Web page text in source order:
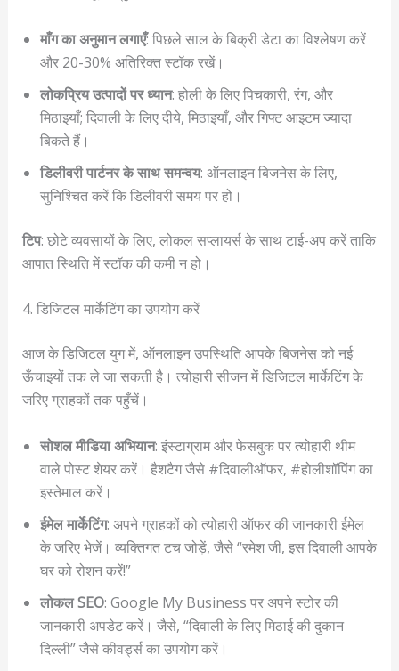
माँग का अनुमान लगाएँ: पिछले साल के बिक्री डेटा का विश्लेषण करें
और 20-30% अतिरिक्त स्टॉक रखें।
लोकप्रिय उत्पादों पर ध्यान: होली के लिए पिचकारी, रंग, और
मिठाइयाँ; दिवाली के लिए दीये, मिठाइयाँ, और गिफ्ट आइटम ज्यादा
बिकते हैं।
डिलीवरी पार्टनर के साथ समन्वय: ऑनलाइन बिजनेस के लिए,
सुनिश्चित करें कि डिलीवरी समय पर हो।
टिप: छोटे व्यवसायों के लिए, लोकल सप्लायर्स के साथ टाई-अप करें ताकि
आपात स्थिति में स्टॉक की कमी न हो।
4. डिजिटल मार्केटिंग का उपयोग करें
आज के डिजिटल युग में, ऑनलाइन उपस्थिति आपके बिजनेस को नई
ऊँचाइयों तक ले जा सकती है। त्योहारी सीजन में डिजिटल मार्केटिंग के
जरिए ग्राहकों तक पहुँचें।
सोशल मीडिया अभियान: इंस्टाग्राम और फेसबुक पर त्योहारी थीम
वाले पोस्ट शेयर करें। हैशटैग जैसे #दिवालीऑफर, #होलीशॉपिंग का
इस्तेमाल करें।
ईमेल मार्केटिंग: अपने ग्राहकों को त्योहारी ऑफर की जानकारी ईमेल
के जरिए भेजें। व्यक्तिगत टच जोड़ें, जैसे “रमेश जी, इस दिवाली आपके
घर को रोशन करें!”
लोकल SEO: Google My Business पर अपने स्टोर की
जानकारी अपडेट करें। जैसे, “दिवाली के लिए मिठाई की दुकान
दिल्ली” जैसे कीवर्ड्स का उपयोग करें।